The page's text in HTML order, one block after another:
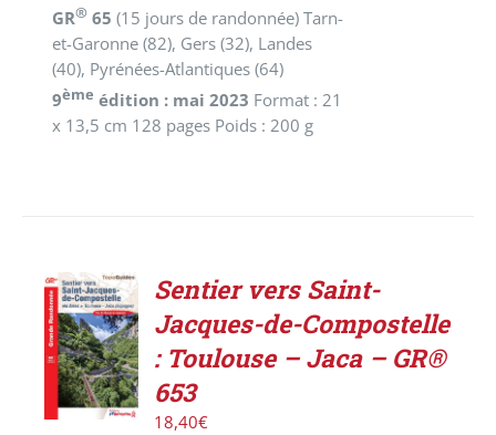
GR® 65(15 jours de randonnée) Tarn-
et-Garonne (82), Gers (32), Landes
(40), Pyrénées-Atlantiques (64)
9ème édition : mai 2023 Format : 21
x 13,5 cm 128 pages Poids : 200 g
AJOUTER
AU
PANIER
/
DÉTAILS
Sentier vers Saint-
Jacques-de-Compostelle
: Toulouse – Jaca – GR®
653
18,40€